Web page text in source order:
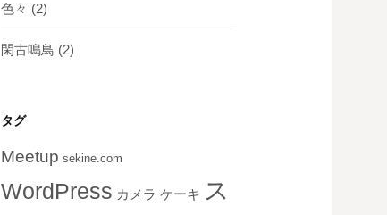
色々 (2)
閑古鳴鳥 (2)
タグ
Meetup sekine.com
WordPress カメラ ケーキ ス